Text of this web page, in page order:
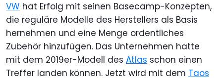
VW hat Erfolg mit seinen Basecamp-Konzepten,
die reguläre Modelle des Herstellers als Basis
hernehmen und eine Menge ordentliches
Zubehör hinzufügen. Das Unternehmen hatte
mit dem 2019er-Modell des Atlas schon einen
Treffer landen können. Jetzt wird mit dem Taos